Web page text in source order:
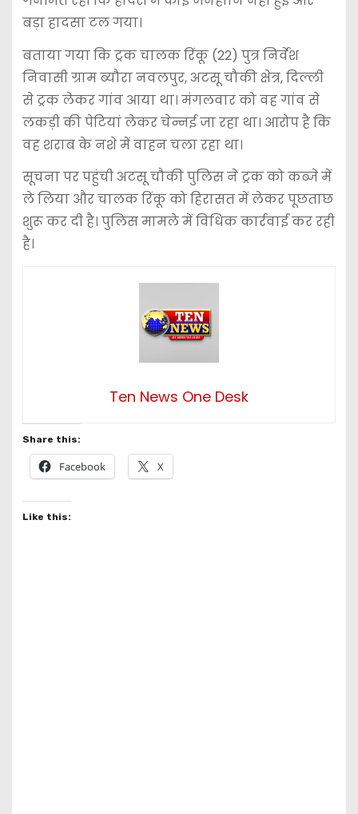
बड़ा हादसा टल गया।
बताया गया कि ट्रक चालक रिंकू (22) पुत्र निर्वेश
निवासी ग्राम ब्यौरा नवलपुर, अटसू चौकी क्षेत्र, दिल्ली
से ट्रक लेकर गांव आया था। मंगलवार को वह गांव से
लकड़ी की पेटियां लेकर चेन्नई जा रहा था। आरोप है कि
वह शराब के नशे में वाहन चला रहा था।
सूचना पर पहुंची अटसू चौकी पुलिस ने ट्रक को कब्जे में
ले लिया और चालक रिंकू को हिरासत में लेकर पूछताछ
शुरू कर दी है। पुलिस मामले में विधिक कार्रवाई कर रही
है।
Ten News One Desk
Share this:
Facebook X
Like this: